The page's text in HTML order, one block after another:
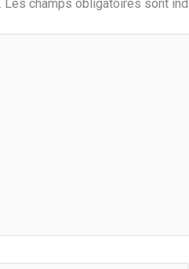
Les champs obligatoires sont